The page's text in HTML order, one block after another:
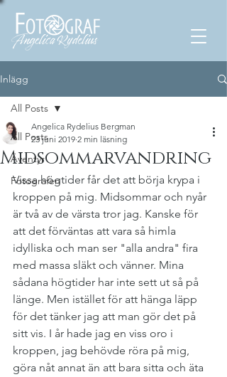
Inlägg
All Posts
Äventyr
Fotografen
All Posts
Midsommarvandring
Angelica Rydelius Bergman
23 juni 2019 2 min läsning
Vissa högtider får det att börja krypa i
kroppen på mig. Midsommar och nyår
är två av de värsta tror jag. Kanske för
att det förväntas att vara så himla
idylliska och man ser "alla andra" fira
med massa släkt och vänner. Mina
sådana högtider har inte sett ut så på
länge. Men istället för att hänga läpp
för det tänker jag att man gör det på
sitt vis. I år hade jag en viss oro i
kroppen, jag behövde röra på mig,
göra nåt annat än att bara sitta och äta